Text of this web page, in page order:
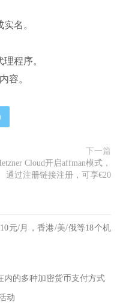
名。
程序。
容。
下一篇
Cloud开启affman模式，
通过注册链接注册，可享€20
元/月，香港/美/俄等18个机
内的多种加密货币支付方式
动